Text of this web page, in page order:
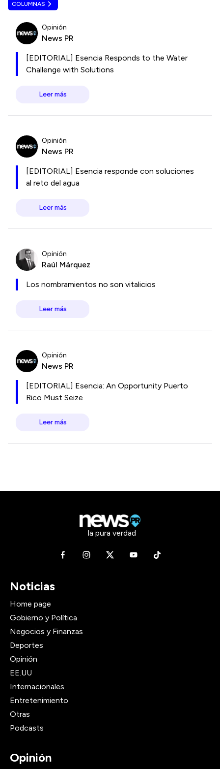
COLUMNAS
Opinión
News PR
[EDITORIAL] Esencia Responds to the Water
Challenge with Solutions
Leer más
Opinión
News PR
[EDITORIAL] Esencia responde con soluciones
al reto del agua
Leer más
Opinión
Raúl Márquez
Los nombramientos no son vitalicios
Leer más
Opinión
News PR
[EDITORIAL] Esencia: An Opportunity Puerto
Rico Must Seize
Leer más
la pura verdad
Noticias
Home page
Gobierno y Política
Negocios y Finanzas
Deportes
Opinión
EE.UU
Internacionales
Entretenimiento
Otras
Podcasts
Opinión